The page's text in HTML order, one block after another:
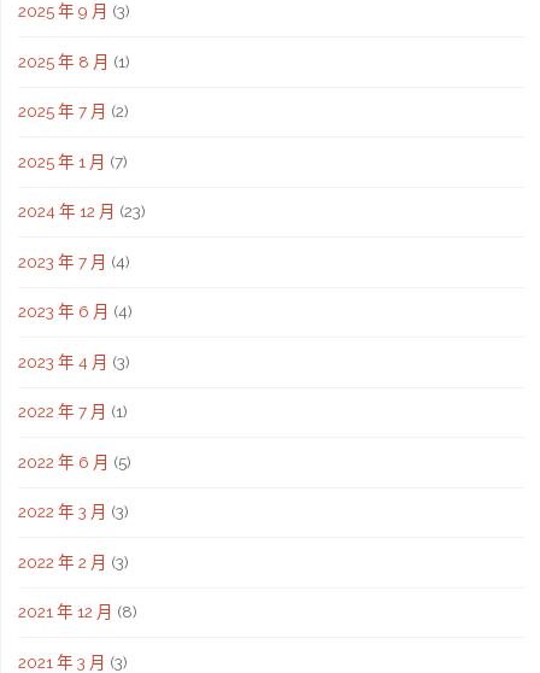
2025 年 9 月 (3)
2025 年 8 月 (1)
2025 年 7 月 (2)
2025 年 1 月 (7)
2024 年 12 月 (23)
2023 年 7 月 (4)
2023 年 6 月 (4)
2023 年 4 月 (3)
2022 年 7 月 (1)
2022 年 6 月 (5)
2022 年 3 月 (3)
2022 年 2 月 (3)
2021 年 12 月 (8)
2021 年 3 月 (3)